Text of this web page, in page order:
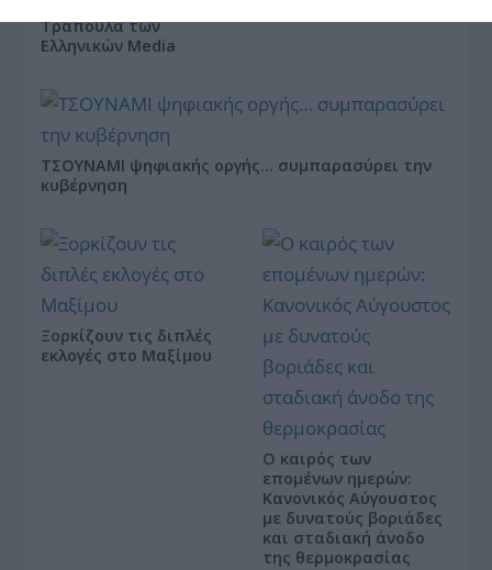
Τράπουλα των
Ελληνικών Media
ΤΣΟΥΝΑΜΙ ψηφιακής οργής… συμπαρασύρει την
κυβέρνηση
Ξορκίζουν τις διπλές
εκλογές στο Μαξίμου
Ο καιρός των
επομένων ημερών:
Κανονικός Αύγουστος
με δυνατούς βοριάδες
και σταδιακή άνοδο
της θερμοκρασίας